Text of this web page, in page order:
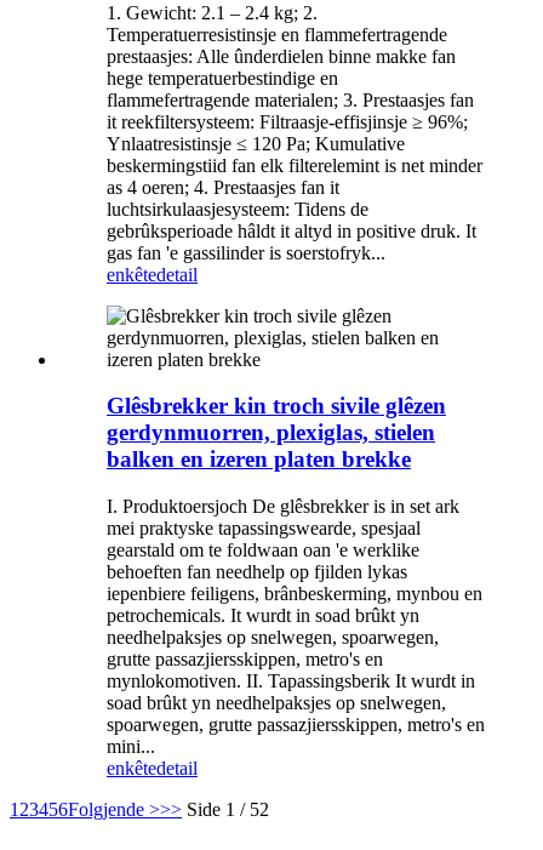
1. Gewicht: 2.1 – 2.4 kg; 2.
Temperatuerresistinsje en flammefertragende
prestaasjes: Alle ûnderdielen binne makke fan
hege temperatuerbestindige en
flammefertragende materialen; 3. Prestaasjes fan
it reekfiltersysteem: Filtraasje-effisjinsje ≥ 96%;
Ynlaatresistinsje ≤ 120 Pa; Kumulative
beskermingstiid fan elk filterelemint is net minder
as 4 oeren; 4. Prestaasjes fan it
luchtsirkulaasjesysteem: Tidens de
gebrûksperioade hâldt it altyd in positive druk. It
gas fan 'e gassilinder is soerstofryk...
enkêtedetail
Glêsbrekker kin troch sivile glêzen
gerdynmuorren, plexiglas, stielen
balken en izeren platen brekke
I. Produktoersjoch De glêsbrekker is in set ark
mei praktyske tapassingswearde, spesjaal
gearstald om te foldwaan oan 'e werklike
behoeften fan needhelp op fjilden lykas
iepenbiere feiligens, brânbeskerming, mynbou en
petrochemicals. It wurdt in soad brûkt yn
needhelpaksjes op snelwegen, spoarwegen,
grutte passazjiersskippen, metro's en
mynlokomotiven. II. Tapassingsberik It wurdt in
soad brûkt yn needhelpaksjes op snelwegen,
spoarwegen, grutte passazjiersskippen, metro's en
mini...
enkêtedetail
1 23456Folgjende >>> Side 1 / 52